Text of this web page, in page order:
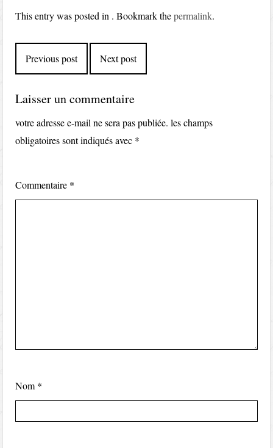
This entry was posted in . Bookmark thepermalink.
navigation
Previous post Next post
Laisser un commentaire
votre adresse e-mail ne sera pas publiée. les champs
obligatoires sont indiqués avec *
Commentaire *
Nom *